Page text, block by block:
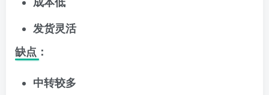
发货灵活
缺点：
中转较多